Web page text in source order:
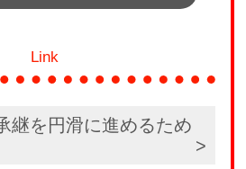
Link
継を円滑に進めるため